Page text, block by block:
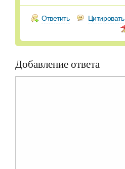
Ответить
Цитировать
Добавление ответа